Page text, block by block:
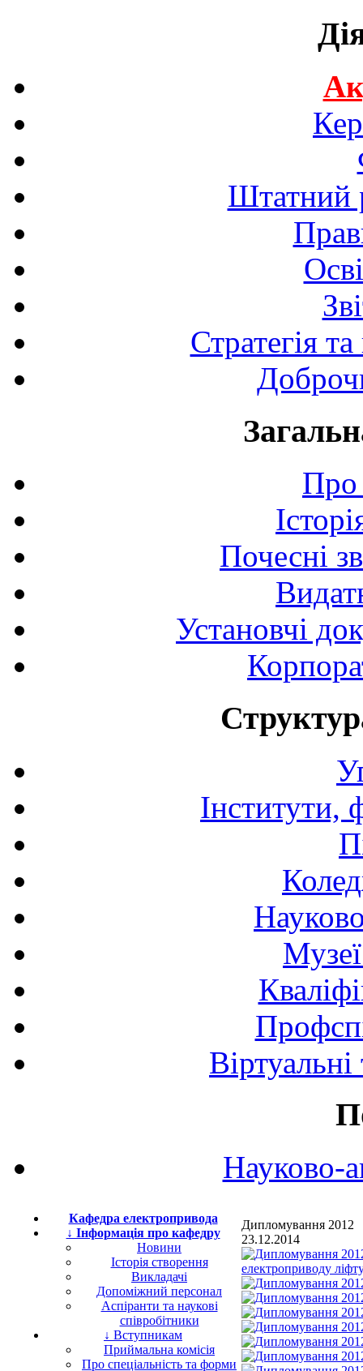
Штатний
Стратегія
Про
Почесні
Установчі
Інститути,
Науково-
Кафедра електропривода
↓ Інформація про кафедру
Новини
Історія створення
Викладачі
Допоміжний персонал
Аспіранти та наукові
співробітники
↓ Вступникам
Приймальна комісія
Про спеціальність та форми
Дипломування 2012
23.12.2014